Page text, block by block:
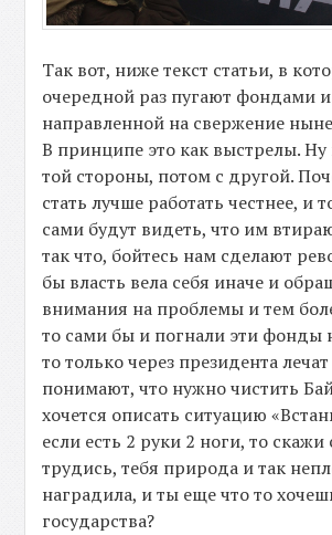
Так вот, ниже текст статьи, в
очередной раз пугают фондами
направленной на свержение
В принципе это как выстрелы. Ну
той стороны, потом с другой.
стать лучше работать честнее, и
сами будут видеть, что им
так что, бойтесь нам сделают
бы власть вела себя иначе и
внимания на проблемы и тем
то сами бы и погнали эти фонды
то только через президента
понимают, что нужно чистить
хочется описать ситуацию
если есть 2 руки 2 ноги, то скажи
трудись, тебя природа и так
наградила, и ты еще что то
государства?